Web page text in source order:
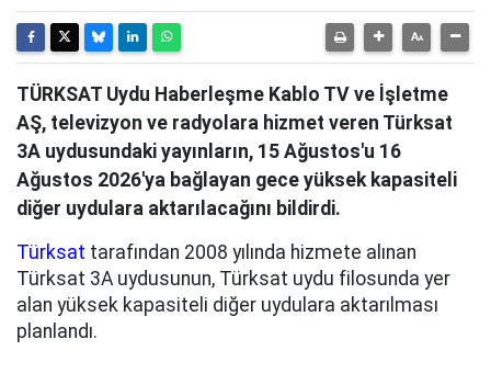
TÜRKSAT Uydu Haberleşme Kablo TV ve İşletme
AŞ, televizyon ve radyolara hizmet veren Türksat
3A uydusundaki yayınların, 15 Ağustos'u 16
Ağustos 2026'ya bağlayan gece yüksek kapasiteli
diğer uydulara aktarılacağını bildirdi.
Türksat tarafından 2008 yılında hizmete alınan
Türksat 3A uydusunun, Türksat uydu filosunda yer
alan yüksek kapasiteli diğer uydulara aktarılması
planlandı.